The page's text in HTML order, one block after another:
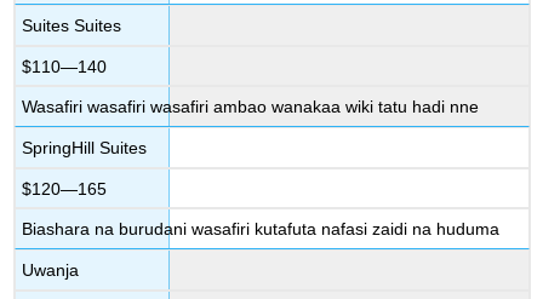
Suites Suites
$110—140
Wasafiri wasafiri wasafiri ambao wanakaa wiki tatu hadi nne
SpringHill Suites
$120—165
Biashara na burudani wasafiri kutafuta nafasi zaidi na huduma
Uwanja